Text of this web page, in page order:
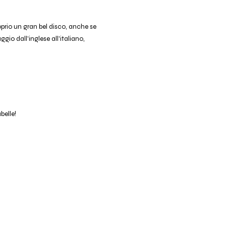
un gran bel disco, anche se
dall'inglese all'italiano,